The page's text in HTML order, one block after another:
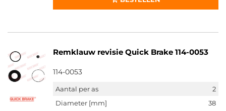
Remklauw revisie Quick Brake 114-0053
114-0053
Aantal per as
2
Diameter [mm]
38